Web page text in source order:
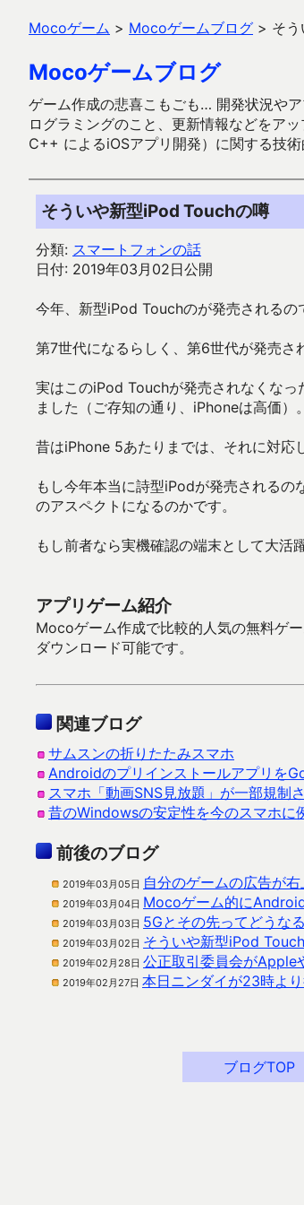
Mocoゲーム > Mocoゲームブログ > そ
Mocoゲームブログ
ゲーム作成の悲喜こもごも… 開発状況や
ログラミングのこと、更新情報などをア
C++ によるiOSアプリ開発）に関する技術
そういや新型iPod Touchの噂
分類: スマートフォンの話
日付: 2019年03月02日公開
今年、新型iPod Touchのが発売されるの
第7世代になるらしく、第6世代が発売さ
実はこのiPod Touchが発売されなくなっ
ました（ご存知の通り、iPhoneは高価）。
昔はiPhone 5あたりまでは、それに対応
もし今年本当に詩型iPodが発売される
のアスペクトになるのかです。
もし前者なら実機確認の端末として大活
アプリゲーム紹介
Mocoゲーム作成で比較的人気の無料ゲ
ダウンロード可能です。
関連ブログ
サムスンの折りたたみスマホ
Androidのプリインストールアプリを
スマホ「動画SNS見放題」が一部規制
昔のWindowsの安定性を今のスマホに
前後のブログ
2019年03月05日 自分のゲームの広告が右
2019年03月04日 Mocoゲーム的に
2019年03月03日 5Gとその先ってどうな
2019年03月02日 そういや新型iPod
2019年02月28日 公正取引委員会がApple
2019年02月27日 本日ニンダイが23時よ
ブログTOP